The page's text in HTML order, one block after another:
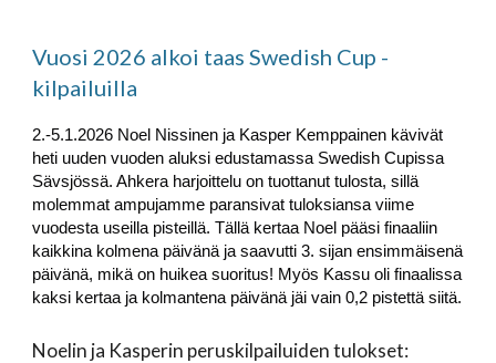
Vuosi 2026 alkoi taas Swedish Cup -
kilpailuilla
2.-5.1.2026 Noel Nissinen ja Kasper Kemppainen kävivät
heti uuden vuoden aluksi edustamassa Swedish Cupissa
Sävsjössä. Ahkera harjoittelu on tuottanut tulosta, sillä
molemmat ampujamme paransivat tuloksiansa viime
vuodesta useilla pisteillä. Tällä kertaa Noel pääsi finaaliin
kaikkina kolmena päivänä ja saavutti 3. sijan ensimmäisenä
päivänä, mikä on huikea suoritus! Myös Kassu oli finaalissa
kaksi kertaa ja kolmantena päivänä jäi vain 0,2 pistettä siitä.
Noelin ja Kasperin peruskilpailuiden tulokset: